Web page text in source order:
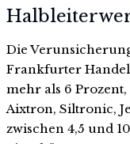
Die
Frankfurter
mehr als 6
Aixtron, Siltronic,
zwischen 4,5 und